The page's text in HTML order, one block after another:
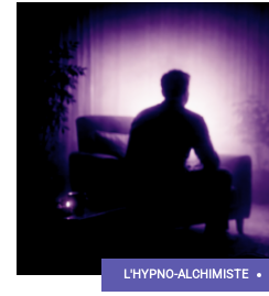
L'HYPNO-ALCHIMISTE